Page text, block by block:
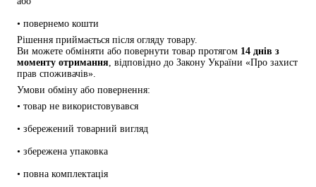
• повернемо кошти
Рішення приймається після огляду товару.
Ви можете обміняти або повернути товар протягом 14 днів з
моменту отримання , відповідно до Закону України «Про захист
прав споживачів».
Умови обміну або повернення:
• товар не використовувався
• збережений товарний вигляд
• збережена упаковка
• повна комплектація